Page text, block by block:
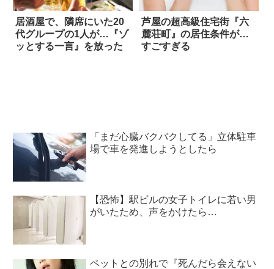
居酒屋で、隣席にいた20
代グループの1人が…『ゾ
ッとする一言』を放った
芦屋の超高級住宅街『六
麓荘町』の居住条件が…
すごすぎる
「まだ心臓バクバクしてる」立体駐車
場で車を発進しようとしたら
【恐怖】駅ビルの女子トイレに若い男
がいたため、声をかけたら…
ペットとの別れで『死んだら会えない